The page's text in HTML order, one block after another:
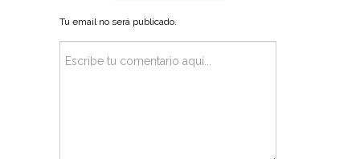
Tu email no será publicado.